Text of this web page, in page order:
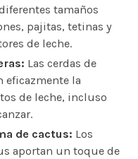
tamaños
pajitas, tetinas y
de leche.
Las cerdas de
eficazmente la
de leche, incluso
de cactus: Los
aportan un toque de